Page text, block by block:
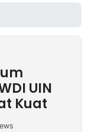
UIN
Kuat